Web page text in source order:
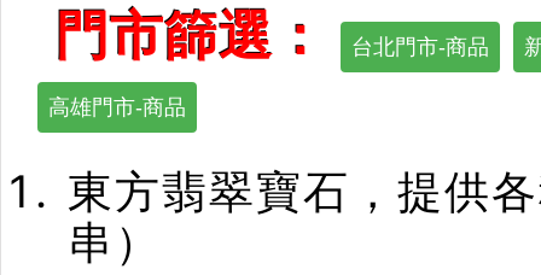
門市篩選： 台北門市-商品
高雄門市-商品
東方翡翠寶石，提供
串）